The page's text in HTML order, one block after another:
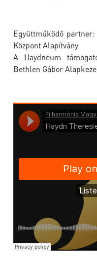
Együttműködő
Központ Alapítvány
A Haydneum
Bethlen Gábor